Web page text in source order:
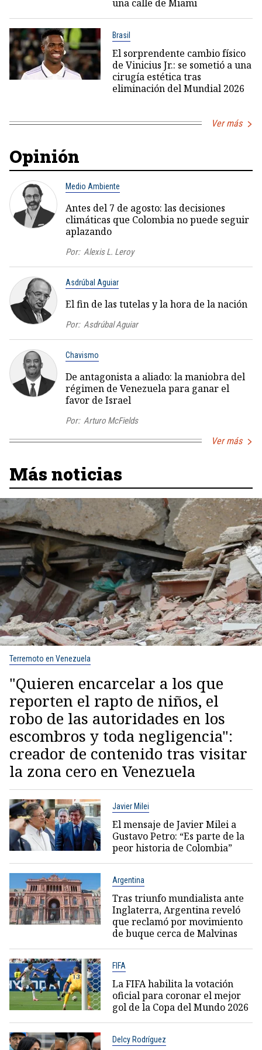
una calle de Miami
Brasil
El sorprendente cambio físico
de Vinicius Jr.: se sometió a una
cirugía estética tras
eliminación del Mundial 2026
Ver más
Opinión
Medio Ambiente
Antes del 7 de agosto: las decisiones
climáticas que Colombia no puede seguir
aplazando
Por: Alexis L. Leroy
Asdrúbal Aguiar
El fin de las tutelas y la hora de la nación
Por: Asdrúbal Aguiar
Chavismo
De antagonista a aliado: la maniobra del
régimen de Venezuela para ganar el
favor de Israel
Por: Arturo McFields
Ver más
Más noticias
Terremoto en Venezuela
"Quieren encarcelar a los que
reporten el rapto de niños, el
robo de las autoridades en los
escombros y toda negligencia":
creador de contenido tras visitar
la zona cero en Venezuela
Javier Milei
El mensaje de Javier Milei a
Gustavo Petro: “Es parte de la
peor historia de Colombia”
Argentina
Tras triunfo mundialista ante
Inglaterra, Argentina reveló
que reclamó por movimiento
de buque cerca de Malvinas
FIFA
La FIFA habilita la votación
oficial para coronar el mejor
gol de la Copa del Mundo 2026
Delcy Rodríguez